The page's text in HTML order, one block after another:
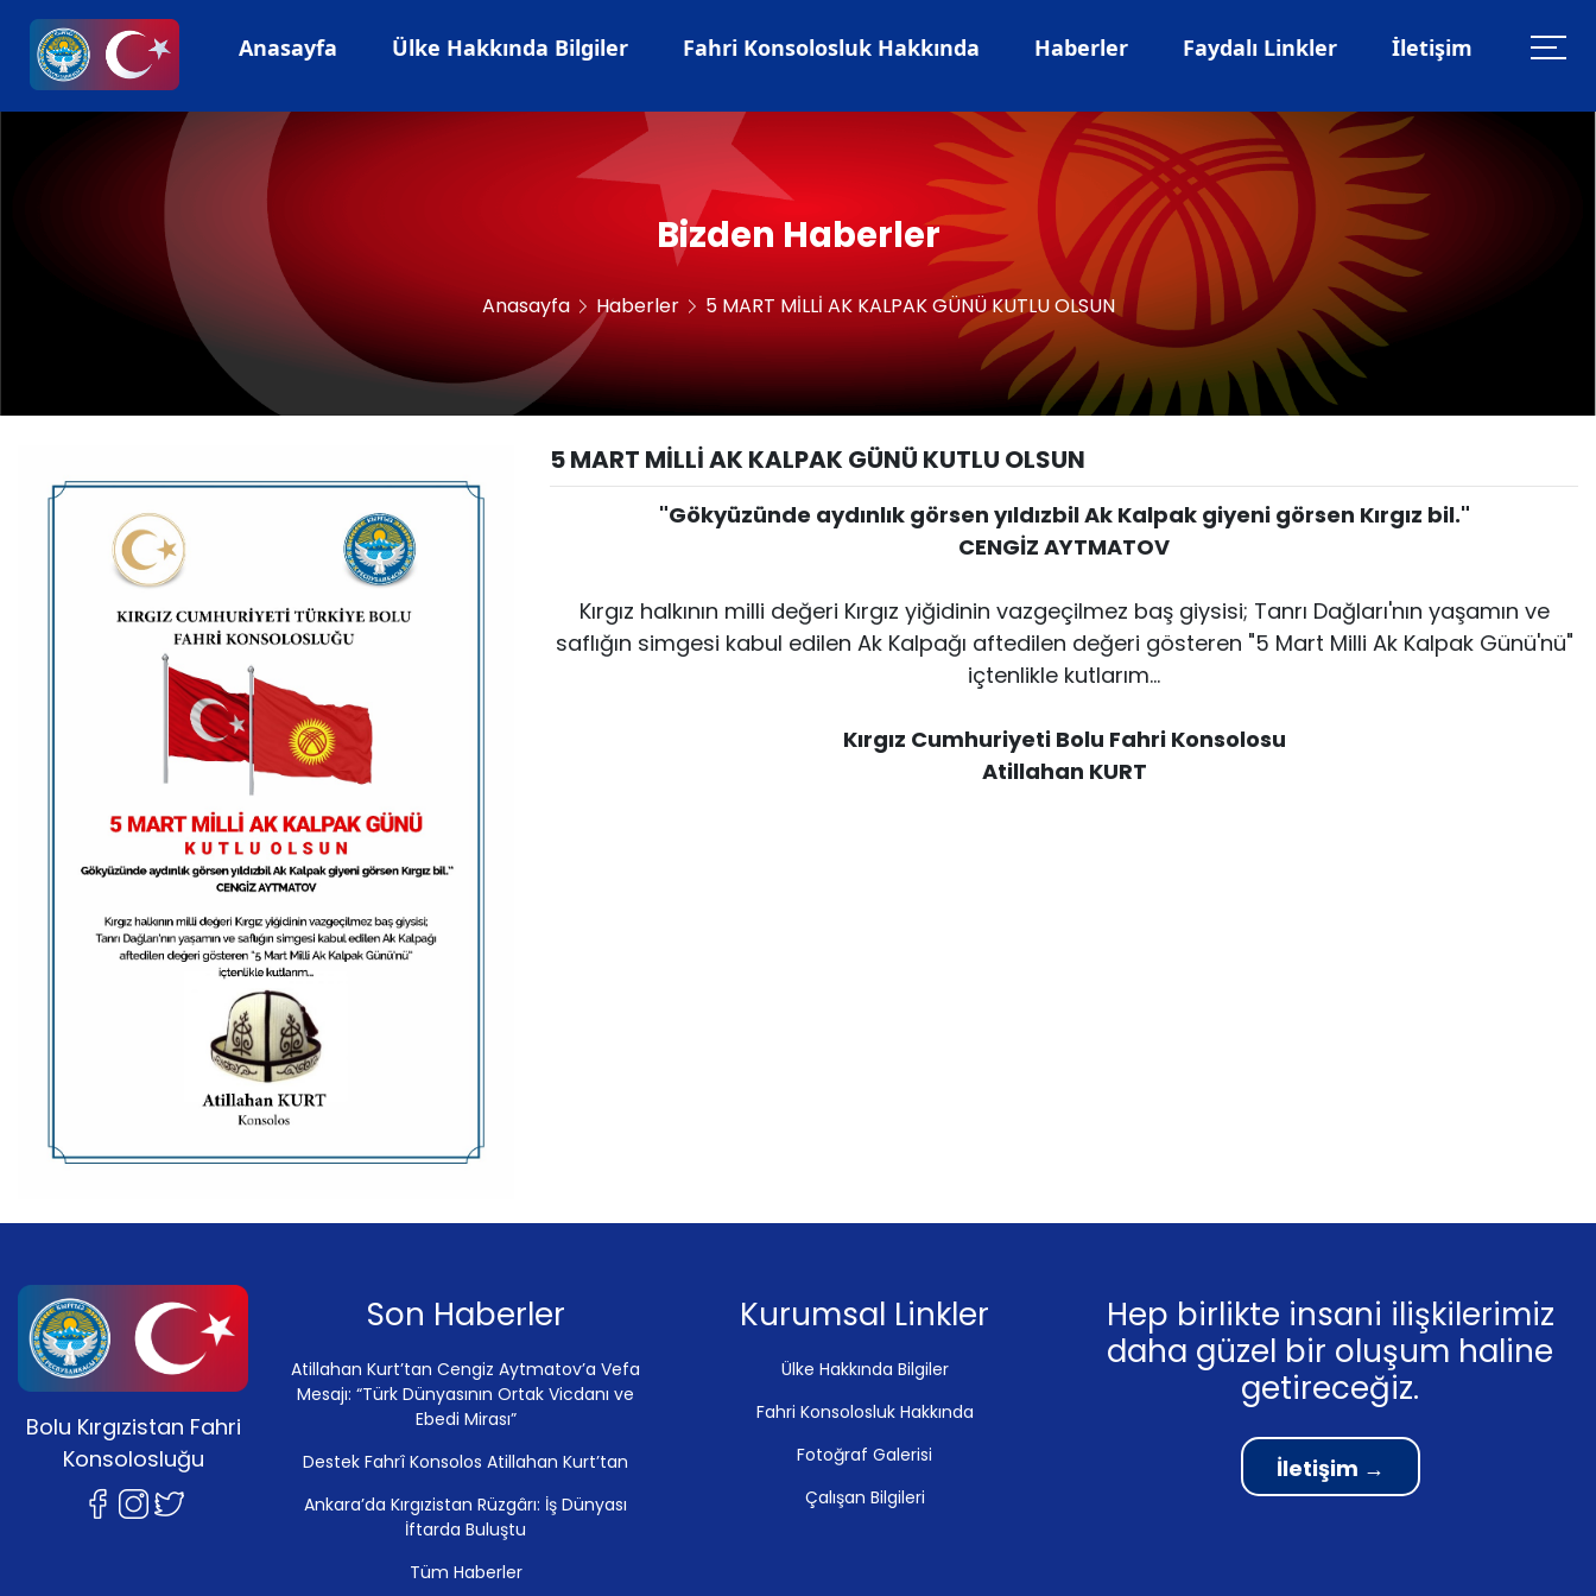
Anasayfa Ülke Hakkında Bilgiler Fahri Konsolosluk Hakkında Haberler Faydalı Linkler İletişim
Bizden Haberler
Anasayfa Haberler 5 MART MİLLİ AK KALPAK GÜNÜ KUTLU OLSUN
5 MART MİLLİ AK KALPAK GÜNÜ KUTLU OLSUN
"Gökyüzünde aydınlık görsen yıldızbil Ak Kalpak giyeni görsen Kırgız bil."
CENGİZ AYTMATOV
Kırgız halkının milli değeri Kırgız yiğidinin vazgeçilmez baş giysisi; Tanrı Dağları'nın yaşamın ve
saflığın simgesi kabul edilen Ak Kalpağı aftedilen değeri gösteren "5 Mart Milli Ak Kalpak Günü'nü"
içtenlikle kutlarım...
Kırgız Cumhuriyeti Bolu Fahri Konsolosu
Atillahan KURT
Bolu Kırgızistan Fahri
Konsolosluğu
Son Haberler
Atillahan Kurt’tan Cengiz Aytmatov’a Vefa
Mesajı: “Türk Dünyasının Ortak Vicdanı ve
Ebedi Mirası”
Destek Fahrî Konsolos Atillahan Kurt’tan
Ankara’da Kırgızistan Rüzgârı: İş Dünyası
İftarda Buluştu
Tüm Haberler
Kurumsal Linkler
Ülke Hakkında Bilgiler
Fahri Konsolosluk Hakkında
Fotoğraf Galerisi
Çalışan Bilgileri
Hep birlikte insani ilişkilerimiz
daha güzel bir oluşum haline
getireceğiz.
İletişim →